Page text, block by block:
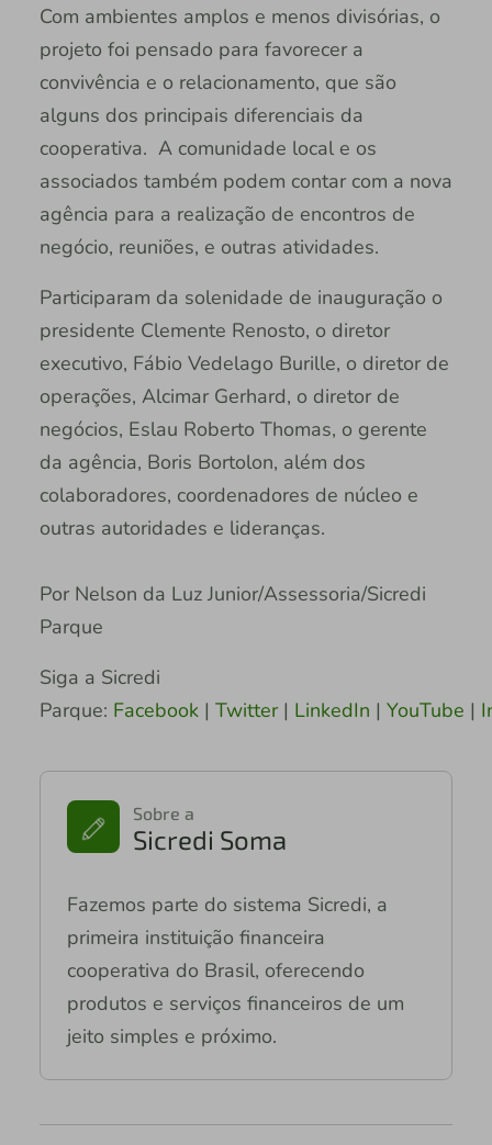
Com ambientes amplos e menos divisórias, o
projeto foi pensado para favorecer a
convivência e o relacionamento, que são
alguns dos principais diferenciais da
cooperativa. A comunidade local e os
associados também podem contar com a nova
agência para a realização de encontros de
negócio, reuniões, e outras atividades.
Participaram da solenidade de inauguração o
presidente Clemente Renosto, o diretor
executivo, Fábio Vedelago Burille, o diretor de
operações, Alcimar Gerhard, o diretor de
negócios, Eslau Roberto Thomas, o gerente
da agência, Boris Bortolon, além dos
colaboradores, coordenadores de núcleo e
outras autoridades e lideranças.
Por Nelson da Luz Junior/Assessoria/Sicredi
Parque
Siga a Sicredi
Parque: Facebook| Twitter| LinkedIn | YouTube |
Sobre a
Sicredi Soma
Fazemos parte do sistema Sicredi, a
primeira instituição financeira
cooperativa do Brasil, oferecendo
produtos e serviços financeiros de um
jeito simples e próximo.